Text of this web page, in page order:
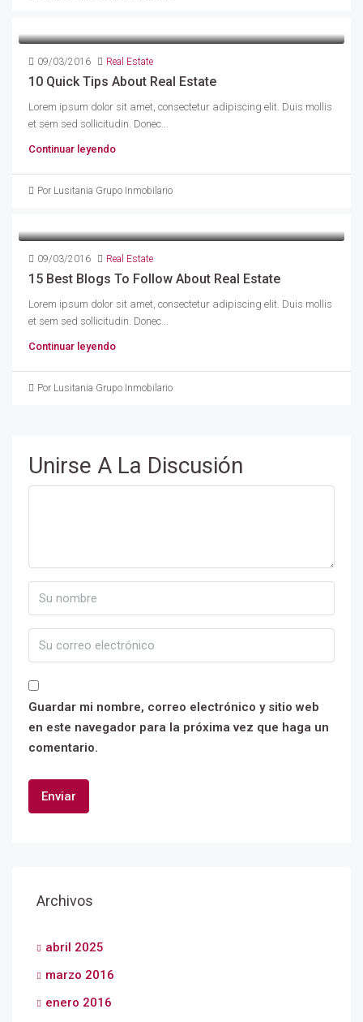
09/03/2016 Real Estate
10 Quick Tips About Real Estate
Lorem ipsum dolor sit amet, consectetur adipiscing elit. Duis mollis
et sem sed sollicitudin. Donec...
Continuar leyendo
Por Lusitania Grupo Inmobilario
09/03/2016 Real Estate
15 Best Blogs To Follow About Real Estate
Lorem ipsum dolor sit amet, consectetur adipiscing elit. Duis mollis
et sem sed sollicitudin. Donec...
Continuar leyendo
Por Lusitania Grupo Inmobilario
Unirse A La Discusión
Guardar mi nombre, correo electrónico y sitio web
en este navegador para la próxima vez que haga un
comentario.
Archivos
abril 2025
marzo 2016
enero 2016